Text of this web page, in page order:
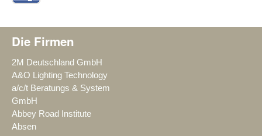
Die Firmen
2M Deutschland GmbH
A&O Lighting Technology
a/c/t Beratungs & System
GmbH
Abbey Road Institute
Absen